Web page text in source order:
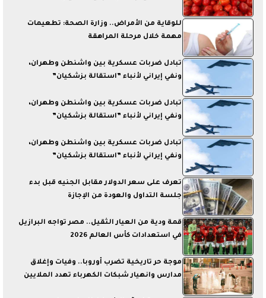
للوقاية من الأمراض.. وزارة الصحة: تطعيمات
مهمة خلال مرحلة المراهقة
تبادل ضربات عسكرية بين واشنطن وطهران،
ونفي إيراني لأنباء ”استقالة بزشكيان”
تبادل ضربات عسكرية بين واشنطن وطهران،
ونفي إيراني لأنباء ”استقالة بزشكيان”
تبادل ضربات عسكرية بين واشنطن وطهران،
ونفي إيراني لأنباء ”استقالة بزشكيان”
تعرف على سعر الدولار مقابل الجنيه قبل بدء
جلسة التداول والعودة من الإجازة
قمة ودية من العيار الثقيل.. مصر تواجه البرازيل
في استعدادات كأس العالم 2026
موجة حر تاريخية تضرب أوروبا.. وفيات وإغلاق
مدارس وانهيار شبكات الكهرباء تهدد الملايين